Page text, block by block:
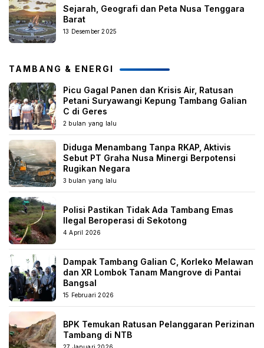
Sejarah, Geografi dan Peta Nusa Tenggara
Barat
13 Desember 2025
TAMBANG & ENERGI
Picu Gagal Panen dan Krisis Air, Ratusan
Petani Suryawangi Kepung Tambang Galian
C di Geres
2 bulan yang lalu
Diduga Menambang Tanpa RKAP, Aktivis
Sebut PT Graha Nusa Minergi Berpotensi
Rugikan Negara
3 bulan yang lalu
Polisi Pastikan Tidak Ada Tambang Emas
Ilegal Beroperasi di Sekotong
4 April 2026
Dampak Tambang Galian C, Korleko Melawan
dan XR Lombok Tanam Mangrove di Pantai
Bangsal
15 Februari 2026
BPK Temukan Ratusan Pelanggaran Perizinan
Tambang di NTB